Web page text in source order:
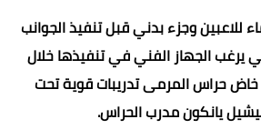
للاعبين وجزء بدني قبل تنفيذ الجوانب
يرغب الجهاز الفني في تنفيذها خلال
خاض حراس المرمى تدريبات قوية تحت
يانكون مدرب الحراس.